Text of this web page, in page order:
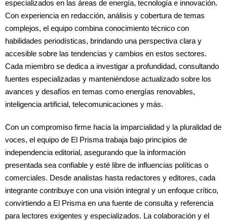
especializados en las áreas de energía, tecnología e innovación.
Con experiencia en redacción, análisis y cobertura de temas
complejos, el equipo combina conocimiento técnico con
habilidades periodísticas, brindando una perspectiva clara y
accesible sobre las tendencias y cambios en estos sectores.
Cada miembro se dedica a investigar a profundidad, consultando
fuentes especializadas y manteniéndose actualizado sobre los
avances y desafíos en temas como energías renovables,
inteligencia artificial, telecomunicaciones y más.
Con un compromiso firme hacia la imparcialidad y la pluralidad de
voces, el equipo de El Prisma trabaja bajo principios de
independencia editorial, asegurando que la información
presentada sea confiable y esté libre de influencias políticas o
comerciales. Desde analistas hasta redactores y editores, cada
integrante contribuye con una visión integral y un enfoque crítico,
convirtiendo a El Prisma en una fuente de consulta y referencia
para lectores exigentes y especializados. La colaboración y el